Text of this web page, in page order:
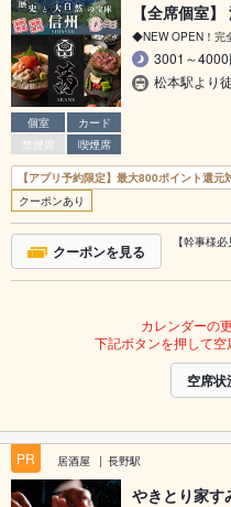
個室
カード
禁煙席
喫煙席
【全席個室
◆NEW OPEN！完
3001～4000
松本駅より
【アプリ予約限定】最大800ポイント還元
クーポンあり
クーポンを見る 【幹事様
カレンダーの
下記ボタンを押して空
空席状
PR 居酒屋 長野駅
やきとり家